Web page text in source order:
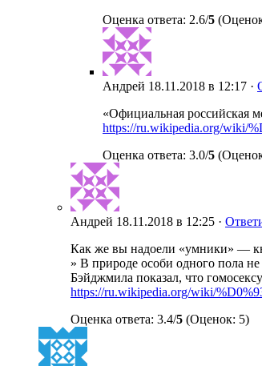
Оценка ответа: 2.6/5
Андрей 18.11.2018 в 12:17 ·
«Официальная российская
https://ru.wikipedia.org/wiki/
Оценка ответа: 3.0/5
Андрей 18.11.2018 в 12:25 ·
Как же вы надоели «умники» —
» В природе особи одного пола
Бэйджмила показал, что
https://ru.wikipedia.org/wiki/
Оценка ответа: 3.4/5 (Оценок: 5)